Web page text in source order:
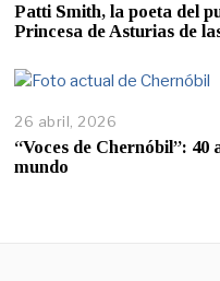
Patti Smith, la poeta del
Princesa de Asturias de
26 abril, 2026
“Voces de Chernóbil”: 40
mundo